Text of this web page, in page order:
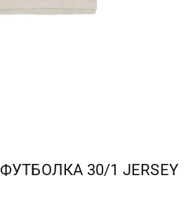
ФУТБОЛКА 30/1 JERSEY